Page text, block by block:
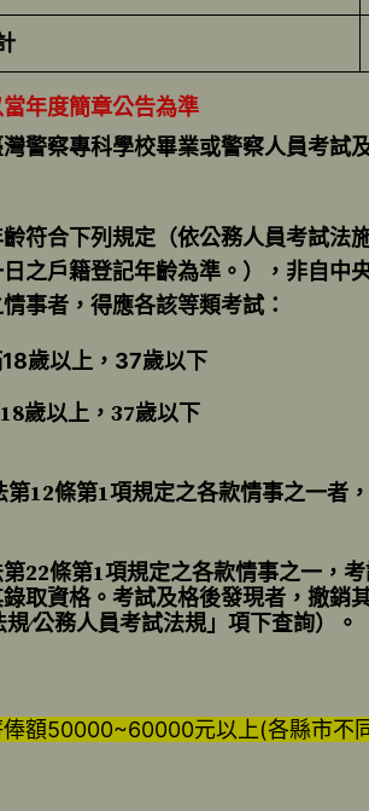
年度簡章公告為準
警察專科學校畢業或警察人員考試
符合下列規定（依公務人員考試法
之戶籍登記年齡為準。），非自
事者，得應各該等類考試：
歲以上，37歲以下
歲以上，37歲以下
12條第1項規定之各款情事之一者
22條第1項規定之各款情事之一，
取資格。考試及格後發現者，撤銷
∕公務人員考試法規」項下查詢）。
俸額50000~60000元以上(各縣市不